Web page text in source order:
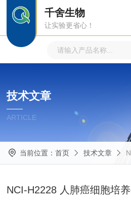
千舍生物
让实验更省心！
技术文章
ARTICLE
当前位置： 首页 技术文章
NCI-H2228 人肺癌细胞培